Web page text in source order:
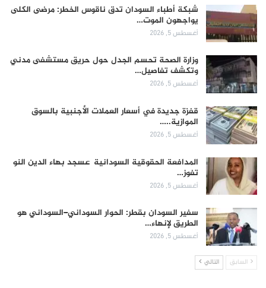
شبكة أطباء السودان تدق ناقوس الخطر: مرضى الكلى
يواجهون الموت…
أغسطس 5, 2026
وزارة الصحة تحسم الجدل حول حريق مستشفى مدني
وتكشف تفاصيل…
أغسطس 5, 2026
قفزة جديدة في أسعار العملات الأجنبية بالسوق
الموازية..…
أغسطس 5, 2026
المدافعة الحقوقية السودانية عسجد بهاء الدين النو
تفوز…
أغسطس 5, 2026
سفير السودان بقطر: الحوار السوداني–السوداني هو
الطريق لإنهاء…
أغسطس 5, 2026
السابق التالي